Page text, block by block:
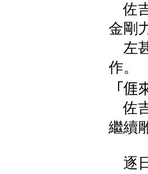
佐
金剛
左
作。
「
佐
繼續
逐